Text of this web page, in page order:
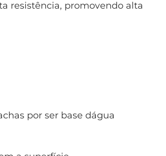
resistência, promovendo alta
por ser base dágua